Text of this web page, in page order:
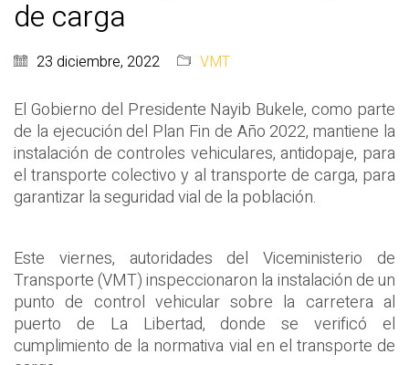
de carga
23 diciembre, 2022 VMT
El Gobierno del Presidente Nayib Bukele, como parte
de la ejecución del Plan Fin de Año 2022, mantiene la
instalación de controles vehiculares, antidopaje, para
el transporte colectivo y al transporte de carga, para
garantizar la seguridad vial de la población.
Este viernes, autoridades del Viceministerio de
Transporte (VMT) inspeccionaron la instalación de un
punto de control vehicular sobre la carretera al
puerto de La Libertad, donde se verificó el
cumplimiento de la normativa vial en el transporte de